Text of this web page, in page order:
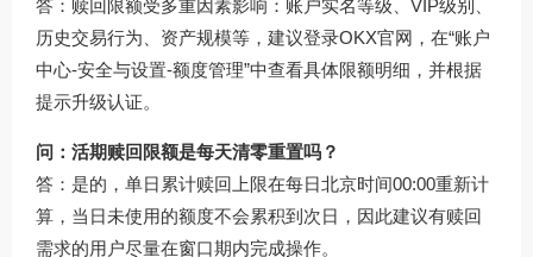
答：赎回限额受多重因素影响：账户实名等级、VIP级别、
历史交易行为、资产规模等，建议登录OKX官网，在“账户
中心-安全与设置-额度管理”中查看具体限额明细，并根据
提示升级认证。
问：活期赎回限额是每天清零重置吗？
答：是的，单日累计赎回上限在每日北京时间00:00重新计
算，当日未使用的额度不会累积到次日，因此建议有赎回
需求的用户尽量在窗口期内完成操作。